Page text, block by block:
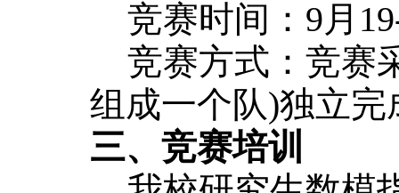
竞赛时间：9月
竞赛方式：竞赛
组成一个队)独立
三、竞赛培训